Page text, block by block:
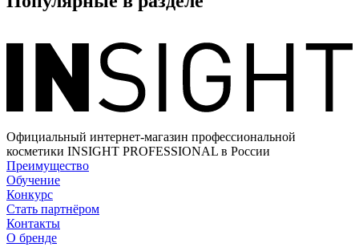
Официальный интернет-магазин профессиональной
косметики INSIGHT PROFESSIONAL в России
Преимущество
Обучение
Конкурс
Стать партнёром
Контакты
О бренде